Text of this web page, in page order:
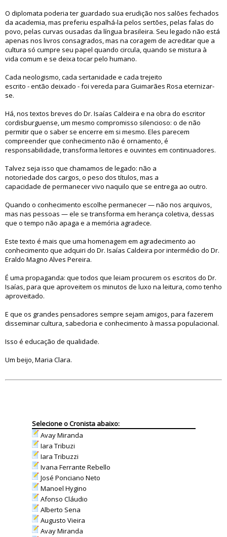
O diplomata poderia ter guardado sua erudição nos salões fechados
da academia, mas preferiu espalhá-la pelos sertões, pelas falas do
povo, pelas curvas ousadas da língua brasileira. Seu legado não está
apenas nos livros consagrados, mas na coragem de acreditar que a
cultura só cumpre seu papel quando circula, quando se mistura à
vida comum e se deixa tocar pelo humano.
Cada neologismo, cada sertanidade e cada trejeito
escrito - então deixado - foi vereda para Guimarães Rosa eternizar-
se.
Há, nos textos breves do Dr. Isaías Caldeira e na obra do escritor
cordisburguense, um mesmo compromisso silencioso: o de não
permitir que o saber se encerre em si mesmo. Eles parecem
compreender que conhecimento não é ornamento, é
responsabilidade, transforma leitores e ouvintes em continuadores.
Talvez seja isso que chamamos de legado: não a
notoriedade dos cargos, o peso dos títulos, mas a
capacidade de permanecer vivo naquilo que se entrega ao outro.
Quando o conhecimento escolhe permanecer — não nos arquivos,
mas nas pessoas — ele se transforma em herança coletiva, dessas
que o tempo não apaga e a memória agradece.
Este texto é mais que uma homenagem em agradecimento ao
conhecimento que adquiri do Dr. Isaías Caldeira por intermédio do Dr.
Eraldo Magno Alves Pereira.
É uma propaganda: que todos que leiam procurem os escritos do Dr.
Isaías, para que aproveitem os minutos de luxo na leitura, como tenho
aproveitado.
E que os grandes pensadores sempre sejam amigos, para fazerem
disseminar cultura, sabedoria e conhecimento à massa populacional.
Isso é educação de qualidade.
Um beijo, Maria Clara.
Selecione o Cronista abaixo:
Avay Miranda
Iara Tribuzi
Iara Tribuzzi
Ivana Ferrante Rebello
José Ponciano Neto
Manoel Hygino
Afonso Cláudio
Alberto Sena
Augusto Vieira
Avay Miranda